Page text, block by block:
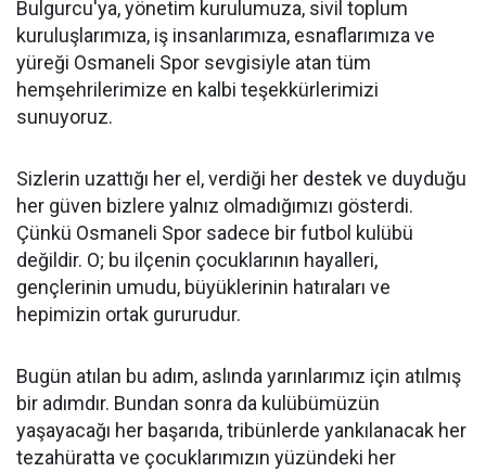
Bulgurcu'ya, yönetim kurulumuza, sivil toplum
kuruluşlarımıza, iş insanlarımıza, esnaflarımıza ve
yüreği Osmaneli Spor sevgisiyle atan tüm
hemşehrilerimize en kalbi teşekkürlerimizi
sunuyoruz.
Sizlerin uzattığı her el, verdiği her destek ve duyduğu
her güven bizlere yalnız olmadığımızı gösterdi.
Çünkü Osmaneli Spor sadece bir futbol kulübü
değildir. O; bu ilçenin çocuklarının hayalleri,
gençlerinin umudu, büyüklerinin hatıraları ve
hepimizin ortak gururudur.
Bugün atılan bu adım, aslında yarınlarımız için atılmış
bir adımdır. Bundan sonra da kulübümüzün
yaşayacağı her başarıda, tribünlerde yankılanacak her
tezahüratta ve çocuklarımızın yüzündeki her